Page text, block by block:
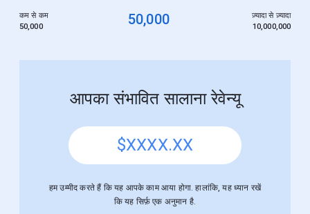
कम से कम
50,000
50,000
ज़्यादा से ज़्यादा
10,000,000
आपका संभावित सालाना रेवेन्यू
$XXXX.XX
हम उम्मीद करते हैं कि यह आपके काम आया होगा. हालांकि, यह ध्यान रखें
कि यह सिर्फ़ एक अनुमान है.